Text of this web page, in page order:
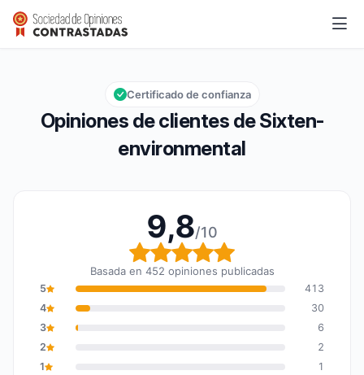
Sixten-environmental
Calificación global: 9,8 de 10
9,8/10
Opiniones de clientes de Sixten-
environmental
Certificado de confianza
9,8/10
Calificación global: 9,8
Basada en 452 opiniones publicadas
5
413
4
30
3
6
2
2
1
1